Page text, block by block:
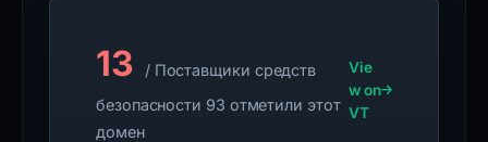
13
/ Поставщики средств
безопасности 93 отметили этот
домен
Vie
w on
VT